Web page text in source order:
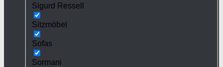
Sigurd Ressell
Sitzmöbel
Sofas
Sormani